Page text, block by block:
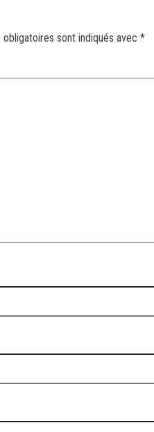
obligatoires sont indiqués avec *